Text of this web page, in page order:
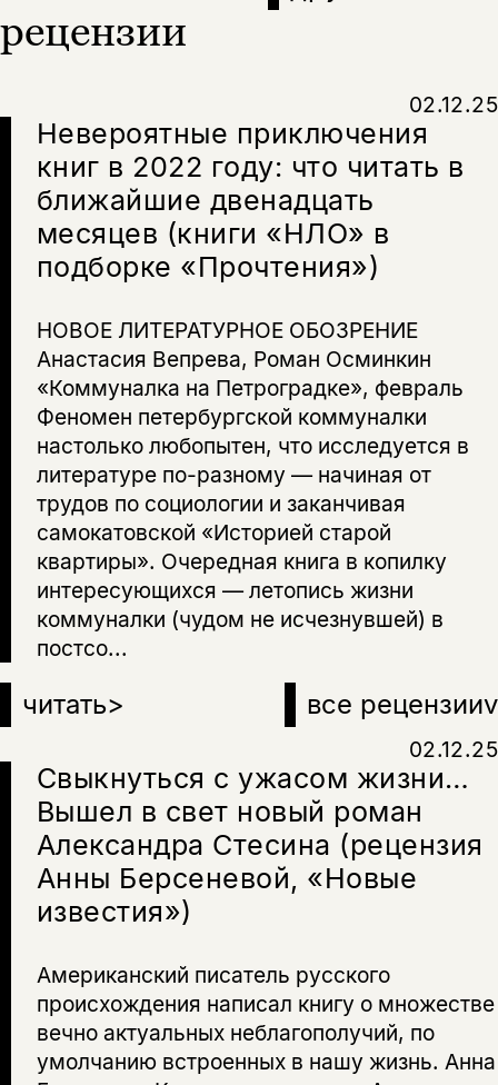
рецензии
Невероятные приключения
книг в 2022 году: что читать в
ближайшие двенадцать
месяцев (книги «НЛО» в
подборке «Прочтения»)
02.12.25
НОВОЕ ЛИТЕРАТУРНОЕ ОБОЗРЕНИЕ
Анастасия Вепрева, Роман Осминкин
«Коммуналка на Петроградке», февраль
Феномен петербургской коммуналки
настолько любопытен, что исследуется в
литературе по-разному — начиная от
трудов по социологии и заканчивая
самокатовской «Историей старой
квартиры». Очередная книга в копилку
интересующихся — летопись жизни
коммуналки (чудом не исчезнувшей) в
постсо...
читать> все рецензииv
Свыкнуться с ужасом жизни…
Вышел в свет новый роман
Александра Стесина (рецензия
Анны Берсеневой, «Новые
известия»)
02.12.25
Американский писатель русского
происхождения написал книгу о множестве
вечно актуальных неблагополучий, по
умолчанию встроенных в нашу жизнь. Анна